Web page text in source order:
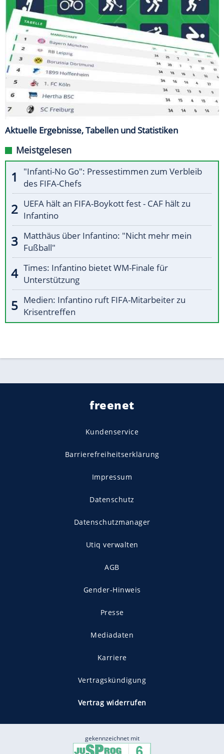
Aktuelle Ergebnisse, Tabellen und Statistiken
Meistgelesen
"Infanti-No Go": Pressestimmen zum Verbleib
des FIFA-Chefs
UEFA hält an FIFA-Boykott fest - CAF hält zu
Infantino
Matthäus über Infantino: "Nicht mehr mein
Fußball"
Times: Infantino bietet WM-Finale für
Unterstützung
Medien: Infantino ruft FIFA-Mitarbeiter zu
Krisentreffen
freenet
Kundenservice
Barrierefreiheitserklärung
Impressum
Datenschutz
Datenschutzmanager
Utiq verwalten
AGB
Gender-Hinweis
Presse
Mediadaten
Karriere
Vertragskündigung
Vertrag widerrufen
gekennzeichnet mit